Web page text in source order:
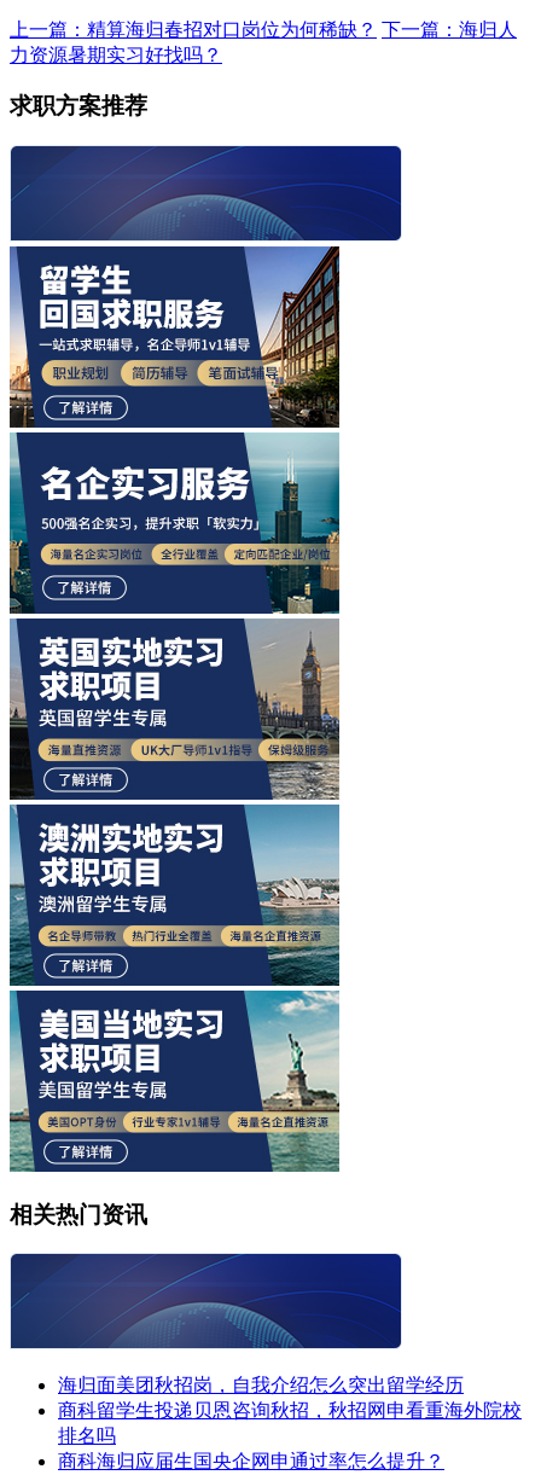
上一篇：精算海归春招对口岗位为何稀缺？ 下一篇：海归人
力资源暑期实习好找吗？
求职方案推荐
相关热门资讯
海归面美团秋招岗，自我介绍怎么突出留学经历
商科留学生投递贝恩咨询秋招，秋招网申看重海外院校
排名吗
商科海归应届生国央企网申通过率怎么提升？